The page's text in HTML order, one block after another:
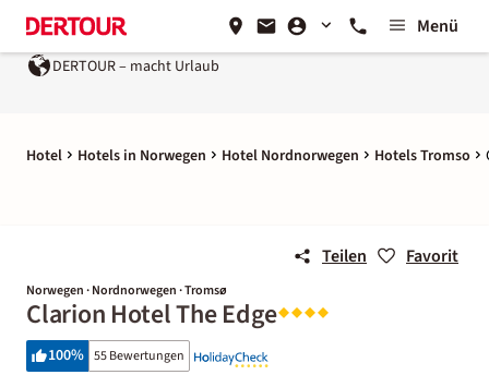
Menü
DERTOUR – macht Urlaub
Hotel Hotels in Norwegen Hotel Nordnorwegen Hotels Tromso
Teilen Favorit
Norwegen · Nordnorwegen · Tromsø
Clarion Hotel The Edge
100% 55 Bewertungen